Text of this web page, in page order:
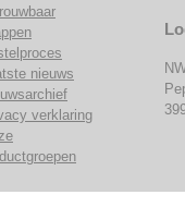
nieuws
verklaring